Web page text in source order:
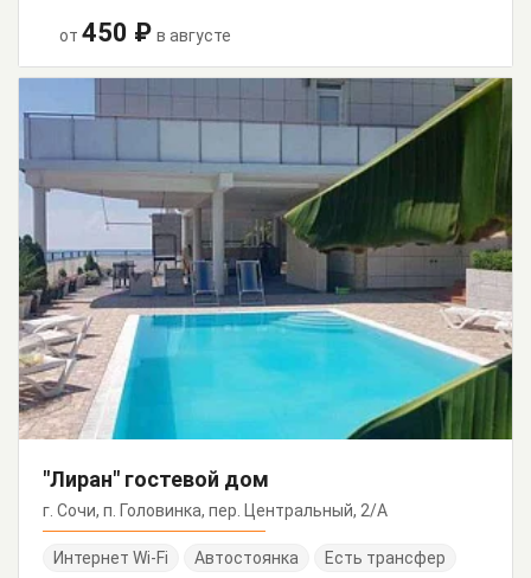
от 450 ₽ в августе
"Лиран" гостевой дом
г. Сочи, п. Головинка, пер. Центральный, 2/А
Интернет Wi-Fi Автостоянка
Есть трансфер